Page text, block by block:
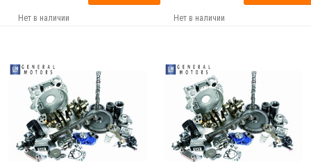
Нет в наличии Нет в наличии